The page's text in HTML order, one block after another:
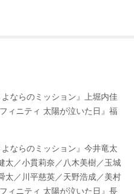
ならのミッション』上堀内佳
ィニティ 太陽が泣いた日』福
ならのミッション』今井竜太
太／小貫莉奈／八木美樹／玉城
太／川平慈英／天野浩成／美村
ィニティ 太陽が泣いた日』長